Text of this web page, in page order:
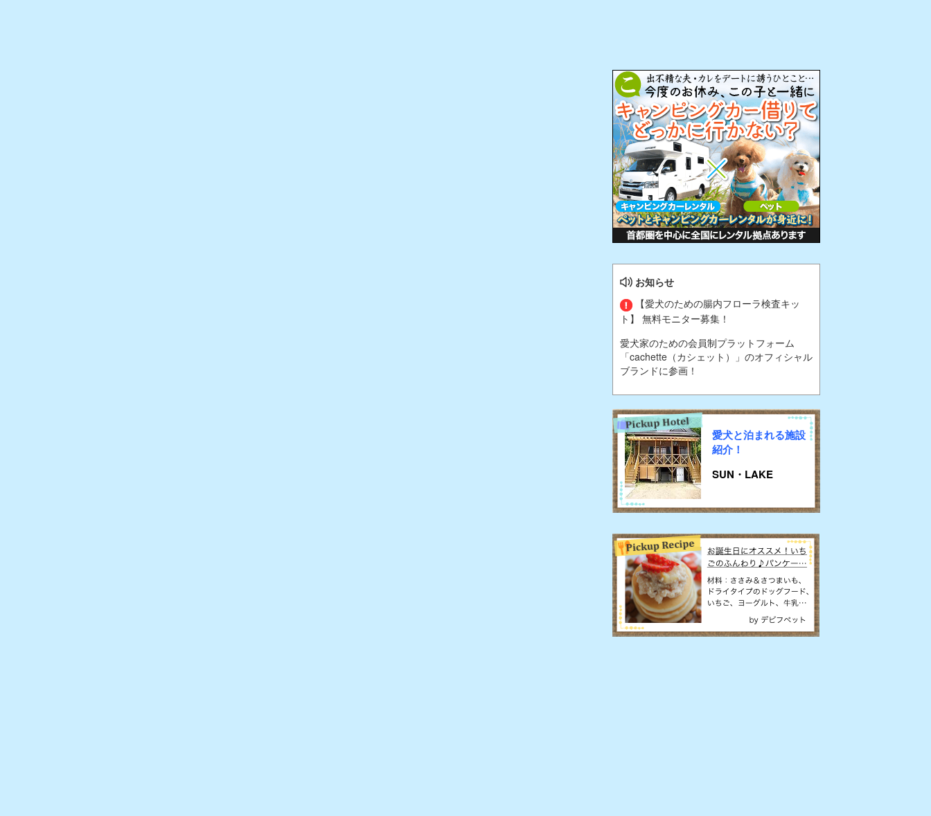
お知らせ
【愛犬のための腸内フローラ検査キッ
ト】 無料モニター募集！
愛犬家のための会員制プラットフォーム
「cachette（カシェット）」のオフィシャル
ブランドに参画！
愛犬と泊まれる施設
紹介！
SUN・LAKE